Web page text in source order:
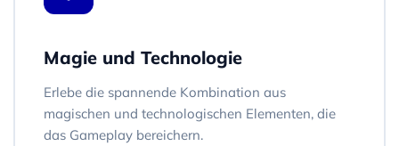
Magie und Technologie
Erlebe die spannende Kombination aus
magischen und technologischen Elementen, die
das Gameplay bereichern.